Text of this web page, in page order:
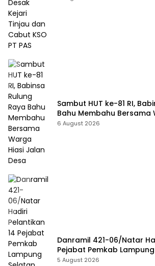
Sambut HUT ke-81 RI,
Bahu Membahu Bersama
Jalan Desa
6 August 2026
Danramil 421-06/Natar
Pejabat Pemkab
Sinergi TNI dan
5 August 2026